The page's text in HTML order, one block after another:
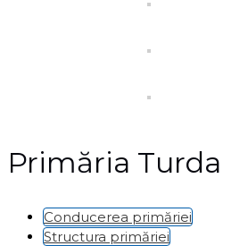
Primăria Turda
Conducerea primăriei
Structura primăriei